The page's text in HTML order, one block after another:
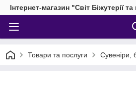
Інтернет-магазин "Світ Біжутерії
Товари та послуги Сувеніри,